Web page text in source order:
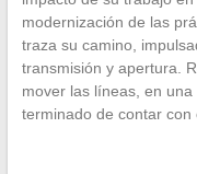
modernización de las
traza su camino,
transmisión y apertura.
mover las líneas, en
terminado de contar con